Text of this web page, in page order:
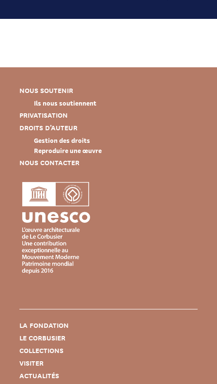
NOUS SOUTENIR
Ils nous soutiennent
PRIVATISATION
DROITS D’AUTEUR
Gestion des droits
Reproduire une œuvre
NOUS CONTACTER
LA FONDATION
LE CORBUSIER
COLLECTIONS
VISITER
ACTUALITÉS